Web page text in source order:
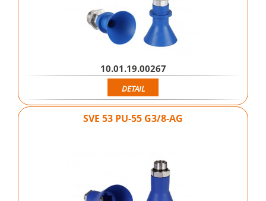
10.01.19.00267
DETAIL
SVE 53 PU-55 G3/8-AG